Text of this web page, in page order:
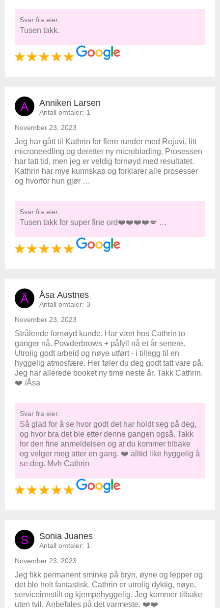
Svar fra eier:
Tusen takk.
A Anniken Larsen
Antall omtaler: 1
November 23, 2023
Jeg har gått til Kathrin for flere runder med Rejuvi, litt
microneedling og deretter ny microblading. Prosessen
har tatt tid, men jeg er veldig fornøyd med resultatet.
Kathrin har mye kunnskap og forklarer alle prosesser
og hvorfor hun gjør …
Svar fra eier:
Tusen takk for super fine ord❤️❤️❤️❤️💋 …
Å Åsa Austnes
Antall omtaler: 3
November 23, 2023
Strålende fornøyd kunde. Har vært hos Cathrin to
ganger nå. Powderbrows + påfyll nå et år senere.
Utrolig godt arbeid og nøye utført - i tillegg til en
hyggelig atmosfære. Her føler du deg godt tatt vare på.
Jeg har allerede booket ny time neste år. Takk Cathrin.
❤️ /Åsa
Svar fra eier:
Så glad for å se hvor godt det har holdt seg på deg,
og hvor bra det ble etter denne gangen også. Takk
for den fine anmeldelsen og at du kommer tilbake
og velger meg atter en gang. ❤️ alltid like hyggelig å
se deg. Mvh Cathrin
S Sonia Juanes
Antall omtaler: 1
November 23, 2023
Jeg fikk permanent sminke på bryn, øyne og lepper og
det ble helt fantastisk. Cathrin er utrolig dyktig, nøye,
serviceinnstilt og kjempehyggelig. Jeg kommer tilbake
uten tvil. Anbefales på det varmeste. ❤️❤️